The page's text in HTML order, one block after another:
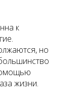
к
но
жизни.